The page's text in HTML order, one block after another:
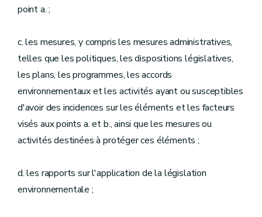
point a. ;
c. les mesures, y compris les mesures administratives,
telles que les politiques, les dispositions législatives,
les plans, les programmes, les accords
environnementaux et les activités ayant ou susceptibles
d'avoir des incidences sur les éléments et les facteurs
visés aux points a. et b., ainsi que les mesures ou
activités destinées à protéger ces éléments ;
d. les rapports sur l'application de la législation
environnementale ;